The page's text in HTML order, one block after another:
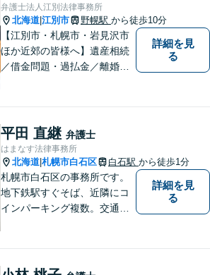
弁護士法人江別法律事務所
北海道 江別市 野幌駅 から徒歩10分
【江別市・札幌市・岩見沢市
ほか近郊の皆様へ】遺産相続
／借金問題・過払金／離婚／
気軽にお問い合わせ下さい。
詳細を見
る
平田 直継 弁護士
はまなす法律事務所
北海道 札幌市白石区 白石駅 から徒歩1分
札幌市白石区の事務所です。
地下鉄駅すぐそば、近隣にコ
インパーキング複数。交通の
もアクセス良好。相続、交通
詳細を見
る